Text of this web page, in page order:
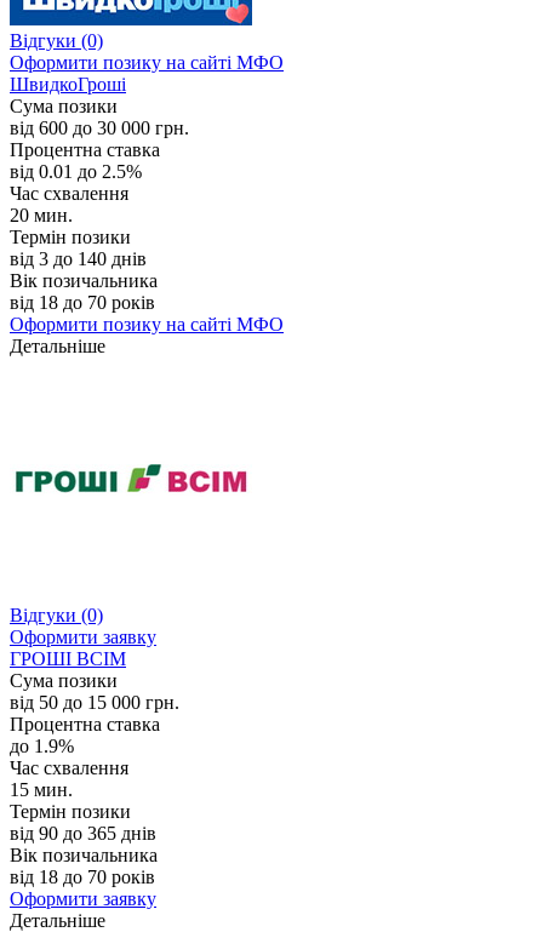
Відгуки (0)
Оформити позику на сайті МФО
ШвидкоГроші
Сума позики
від 600 до 30 000 грн.
Процентна ставка
від 0.01 до 2.5%
Час схвалення
20 мин.
Термін позики
від 3 до 140 днів
Вік позичальника
від 18 до 70 років
Оформити позику на сайті МФО
Детальніше
Відгуки (0)
Оформити заявку
ГРОШІ ВСІМ
Сума позики
від 50 до 15 000 грн.
Процентна ставка
до 1.9%
Час схвалення
15 мин.
Термін позики
від 90 до 365 днів
Вік позичальника
від 18 до 70 років
Оформити заявку
Детальніше